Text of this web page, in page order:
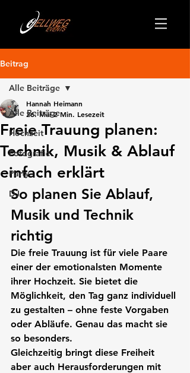
Beitrag
Alle Beiträge
Hochzeit
Fotografie
Party
DJ
Alle Beiträge
Freie Trauung planen:
Technik, Musik & Ablauf
einfach erklärt
Hannah Heimann
26. Mai 2 Min. Lesezeit
So planen Sie Ablauf,
Musik und Technik
richtig
Die freie Trauung ist für viele Paare
einer der emotionalsten Momente
ihrer Hochzeit. Sie bietet die
Möglichkeit, den Tag ganz individuell
zu gestalten – ohne feste Vorgaben
oder Abläufe. Genau das macht sie
so besonders.
Gleichzeitig bringt diese Freiheit
aber auch Herausforderungen mit